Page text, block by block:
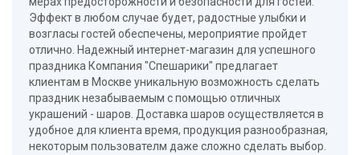
Эффект в любом случае будет, радостные улыбки и
возгласы гостей обеспечены, мероприятие пройдет
отлично. Надежный интернет-магазин для успешного
праздника Компания "Спешарики" предлагает
клиентам в Москве уникальную возможность сделать
праздник незабываемым с помощью отличных
украшений - шаров. Доставка шаров осуществляется в
удобное для клиента время, продукция разнообразная,
некоторым пользователм даже сложно сделать выбор.